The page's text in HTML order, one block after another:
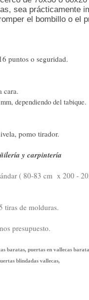
sea prácticamente
el bombillo o el
puntos o seguridad.
cara.
dependiendo del tabique.
pomo tirador.
y carpintería
( 80-83 cm x 200 -
tiras de molduras.
presupuesto.
baratas, puertas en vallecas
blindadas vallecas,